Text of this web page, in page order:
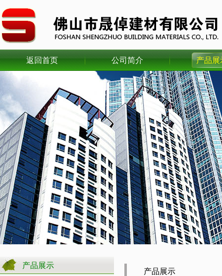
返回首页 公司简介 产品展
产品展示
产品展示